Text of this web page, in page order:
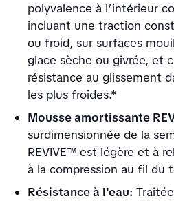
polyvalence à l’intérieur
incluant une traction
ou froid, sur surfaces
glace sèche ou givrée, et
résistance au glissement
les plus froides.*
Mousse amortissante
surdimensionnée de la
REVIVE™ est légère et à
à la compression au fil du
Résistance à l'eau: